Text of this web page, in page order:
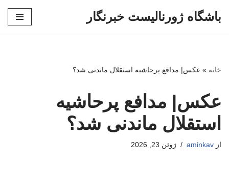
باشگاه ژورنالیست خبرنگار
خانه » عکس| مدافع پرحاشیه استقلال ماندنی شد؟
عکس| مدافع پرحاشیه
استقلال ماندنی شد؟
از aminkav ژوئن 23, 2026